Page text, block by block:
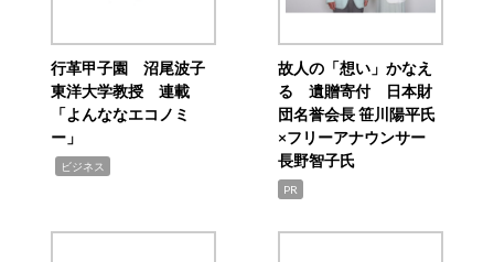
行革甲子園 沼尾波子
東洋大学教授 連載
「よんななエコノミ
ー」
ビジネス
故人の「想い」かなえ
る 遺贈寄付 日本財
団名誉会長 笹川陽平氏
×フリーアナウンサー
長野智子氏
PR